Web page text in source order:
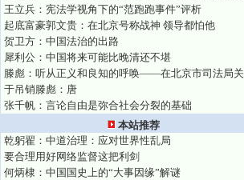
王立兵：宪法学视角下的“范跑跑事件”评析
起底富豪郭文贵：在北京号称战神 领导都怕他
贺卫方：中国法治的出路
犀利公：中国将来可能比晚清还不堪
滕彪：听从正义和良知的呼唤——在北京市司法局关
于吊销滕彪：唐
张千帆：言论自由是弥合社会分裂的基础
本站推荐
乾躬翟：中道治理：应对世界性乱局
要合理用好网络监督这把利剑
何炳棣：中国国史上的“大事因缘”解谜